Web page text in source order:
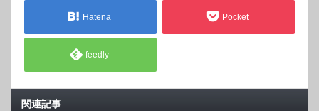
Hatena Pocket
feedly
関連記事